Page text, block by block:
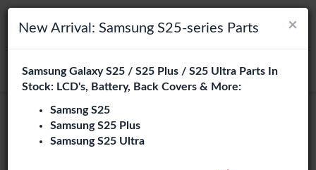
×
Wählen Sie Ihre Sprache
Es sieht so aus, als wären Sie in Vereinigte Staaten
Besuchen Sie
Navigation umschalten
suchen
Login
×
New Arrival: Samsung S25-series Parts
Samsung Galaxy S25 / S25 Plus / S25 Ultra Parts In
Stock: LCD's, Battery, Back Covers & More:
Samsng S25
Samsung S25 Plus
Samsung S25 Ultra